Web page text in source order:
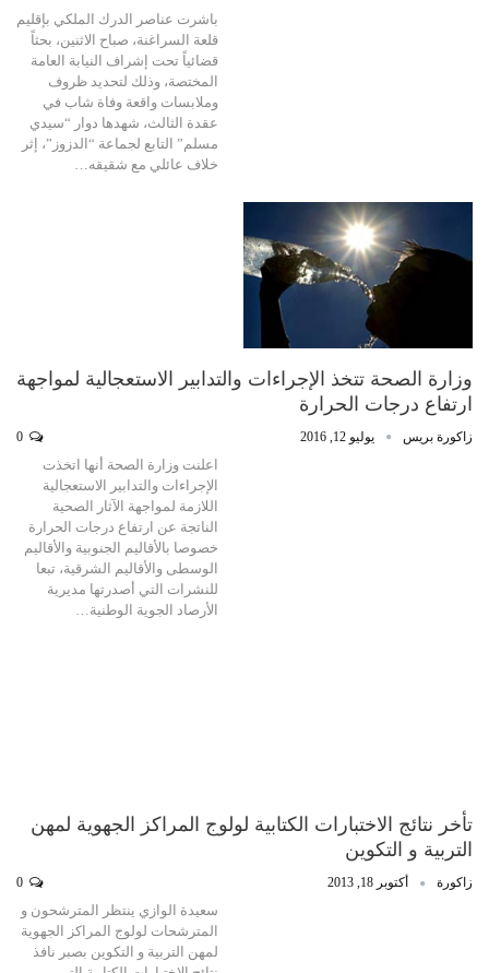
باشرت عناصر الدرك الملكي بإقليم
قلعة السراغنة، صباح الاثنين، بحثاً
قضائياً تحت إشراف النيابة العامة
المختصة، وذلك لتحديد ظروف
وملابسات واقعة وفاة شاب في
عقدة الثالث، شهدها دوار “سيدي
مسلم” التابع لجماعة “الدزوز”، إثر
خلاف عائلي مع شقيقه…
وزارة الصحة تتخذ الإجراءات والتدابير الاستعجالية لمواجهة
ارتفاع درجات الحرارة
زاكورة بريس يوليو 12, 2016
اعلنت وزارة الصحة أنها اتخذت
الإجراءات والتدابير الاستعجالية
اللازمة لمواجهة الآثار الصحية
الناتجة عن ارتفاع درجات الحرارة
خصوصا بالأقاليم الجنوبية والأقاليم
الوسطى والأقاليم الشرقية، تبعا
للنشرات التي أصدرتها مديرية
الأرصاد الجوية الوطنية…
تأخر نتائج الاختبارات الكتابية لولوج المراكز الجهوية لمهن
التربية و التكوين
زاكورة أكتوبر 18, 2013
سعيدة الوازي ينتظر المترشحون و
المترشحات لولوج المراكز الجهوية
لمهن التربية و التكوين بصبر نافذ